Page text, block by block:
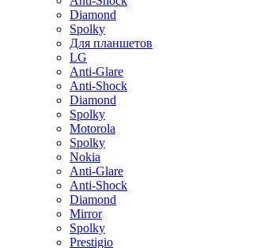
Diamond
Spolky
Для планшетов
LG
Anti-Glare
Anti-Shock
Diamond
Spolky
Motorola
Spolky
Nokia
Anti-Glare
Anti-Shock
Diamond
Mirror
Spolky
Prestigio